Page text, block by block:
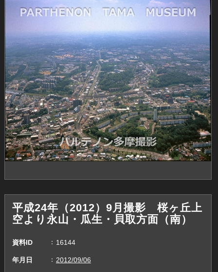
平成24年（2012）9月撮影 桜ヶ丘上
空より永山・瓜生・貝取方面（南）
資料ID 16144
年月日 2012/09/06